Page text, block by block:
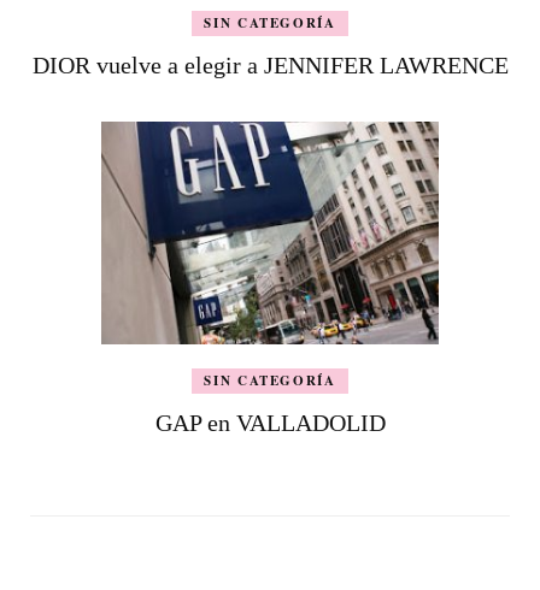
SIN CATEGORÍA
DIOR vuelve a elegir a JENNIFER LAWRENCE
SIN CATEGORÍA
GAP en VALLADOLID